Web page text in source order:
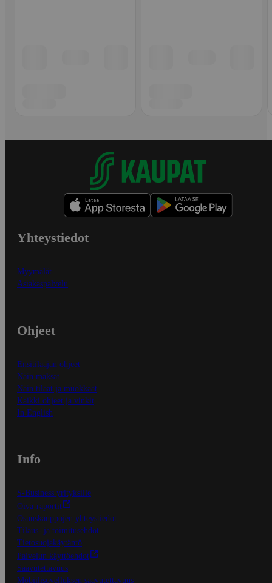
Yhteystiedot
Myymälät
Asiakaspalvelu
Ohjeet
Ensitilaajan ohjeet
Näin maksat
Näin tilaat ja muokkaat
Kaikki ohjeet ja vinkit
In English
Info
S-Business yrityksille
Oiva-raportit
Osuuskauppojen yhteystiedot
Tilaus- ja toimitusehdot
Tietosuojakäytäntö
Palvelun käyttöehdot
Saavutettavuus
Mobiilisovelluksen saavutettavuus